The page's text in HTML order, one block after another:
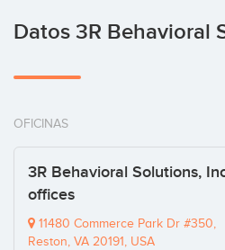
Datos 3R Behavioral
OFICINAS
3R Behavioral Solutions,
offices
11480 Commerce Park Dr #350,
Reston, VA 20191, USA